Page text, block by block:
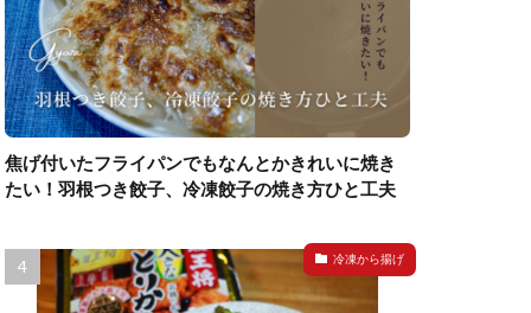
焦げ付いたフライパンでもなんとかきれいに焼き
たい！羽根つき餃子、冷凍餃子の焼き方ひと工夫
冷凍から揚げ